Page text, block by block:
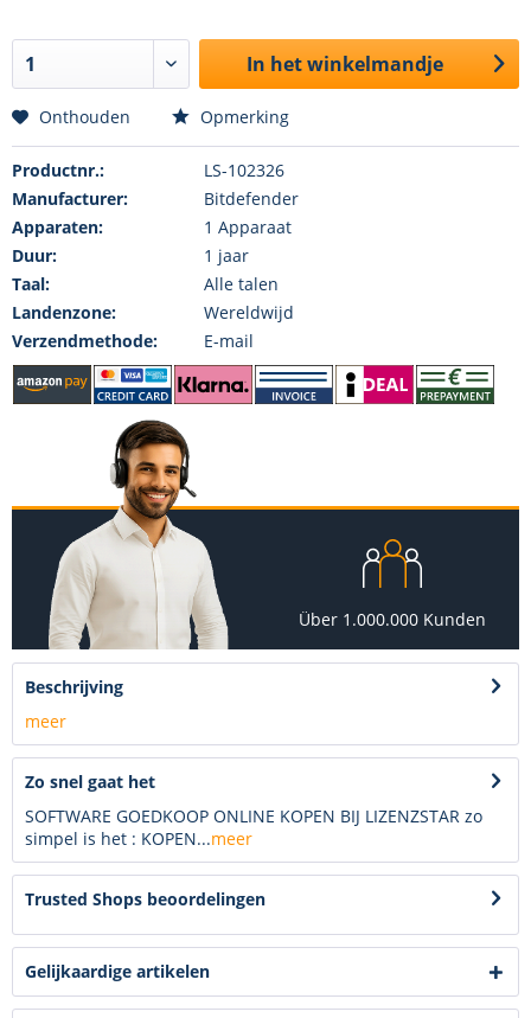
In het winkelmandje
Onthouden Opmerking
Productnr.:
LS-102326
Manufacturer:
Bitdefender
Apparaten:
1 Apparaat
Duur:
1 jaar
Taal:
Alle talen
Landenzone:
Wereldwijd
Verzendmethode:
E-mail
Über 1.000.000 Kunden
Beschrijving
meer
Zo snel gaat het
SOFTWARE GOEDKOOP ONLINE KOPEN BIJ LIZENZSTAR zo
simpel is het : KOPEN...meer
Trusted Shops beoordelingen
Gelijkaardige artikelen